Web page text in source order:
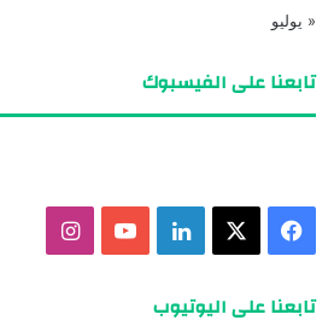
« يوليو
تابعنا على الفيسبوك
تابعنا على اليوتيوب